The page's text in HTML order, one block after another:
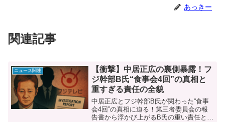
あっきー
関連記事
ニュース関連
【衝撃】中居正広の裏側暴露！フ
ジ幹部B氏“食事会4回”の真相と
重すぎる責任の全貌
中居正広とフジ幹部B氏が関わった“食事
会4回”の真相に迫る！第三者委員会の報
告書から浮かび上がるB氏の重い責任と、